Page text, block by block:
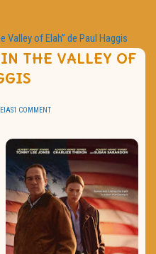
Valley of Elah” de Paul Haggis
THE VALLEY OF
1 COMMENT